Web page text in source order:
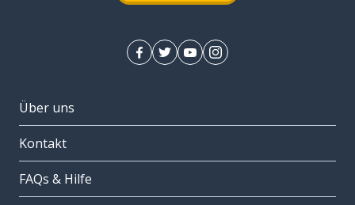
Über uns
Kontakt
FAQs & Hilfe